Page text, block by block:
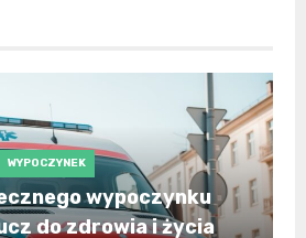
WYPOCZYNEK
wypoczynku
do zdrowia i życia